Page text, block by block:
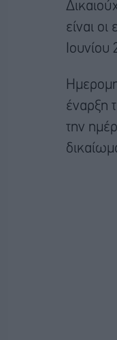
είναι
Ιουνίου
έναρξη
την